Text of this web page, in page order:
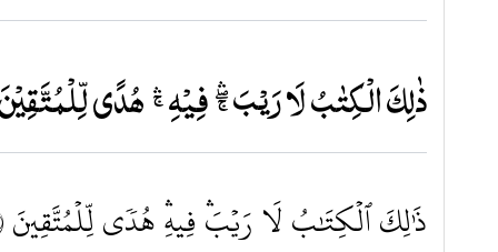
ذٰلِكَ الْكِتٰبُ لَا رَيْبَۚۖۛ فِيْهِۚۛ هُدًي
ذَٰلِكَ ٱلۡكِتَٰبُ لَا رَيۡبَۛ فِيهِۛ هُدٗى لِّلۡمُتَّقِينَ ٢